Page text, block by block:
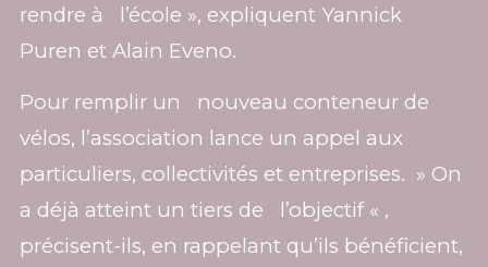
rendre à l’école », expliquent Yannick
Puren et Alain Eveno.
Pour remplir un nouveau conteneur de
vélos, l’association lance un appel aux
particuliers, collectivités et entreprises. » On
a déjà atteint un tiers de l’objectif « ,
précisent-ils, en rappelant qu’ils bénéficient,